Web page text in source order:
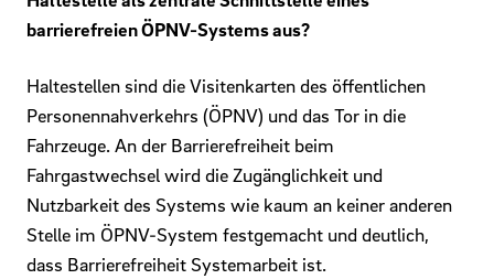
barrierefreien ÖPNV-Systems aus?
Haltestellen sind die Visitenkarten des öffentlichen
Personennahverkehrs (ÖPNV) und das Tor in die
Fahrzeuge. An der Barrierefreiheit beim
Fahrgastwechsel wird die Zugänglichkeit und
Nutzbarkeit des Systems wie kaum an keiner anderen
Stelle im ÖPNV-System festgemacht und deutlich,
dass Barrierefreiheit Systemarbeit ist.